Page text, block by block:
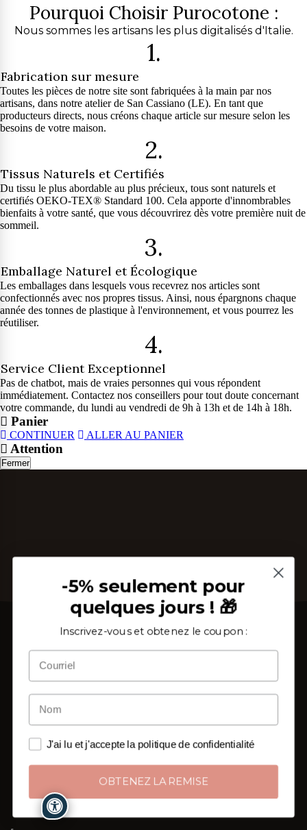
Pourquoi Choisir Purocotone :
Nous sommes les artisans les plus digitalisés d'Italie.
1.
Fabrication sur mesure
Toutes les pièces de notre site sont fabriquées à la main par nos
artisans, dans notre atelier de San Cassiano (LE). En tant que
producteurs directs, nous créons chaque article sur mesure selon les
besoins de votre maison.
2.
Tissus Naturels et Certifiés
Du tissu le plus abordable au plus précieux, tous sont naturels et
certifiés OEKO-TEX® Standard 100. Cela apporte d'innombrables
bienfaits à votre santé, que vous découvrirez dès votre première nuit de
sommeil.
3.
Emballage Naturel et Écologique
Les emballages dans lesquels vous recevrez nos articles sont
confectionnés avec nos propres tissus. Ainsi, nous épargnons chaque
année des tonnes de plastique à l'environnement, et vous pourrez les
réutiliser.
4.
Service Client Exceptionnel
Pas de chatbot, mais de vraies personnes qui vous répondent
immédiatement. Contactez nos conseillers pour tout doute concernant
votre commande, du lundi au vendredi de 9h à 13h et de 14h à 18h.
Panier
CONTINUER ALLER AU PANIER
Attention
Fermer
Depuis 2002, au cœur du Salento, nous tissons étoffe
et savoir-faire. Un atelier de linge de maison où chaque
drap, chaque nappe, chaque serviette naît cousu main
et sur mesure,une pièce à la fois.
italien qui arrive directement de ceux qui le créent à
ceux qui le vivent chaque jour.
-5% seulement pour
quelques jours ! 🎁
Inscrivez-vous et obtenez le coupon :
J'ai lu et j'accepte la politique de confidentialité
OBTENEZ LA REMISE